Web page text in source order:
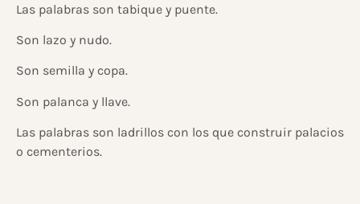
Las palabras son tabique y puente.
Son lazo y nudo.
Son semilla y copa.
Son palanca y llave.
Las palabras son ladrillos con los que construir palacios
o cementerios.